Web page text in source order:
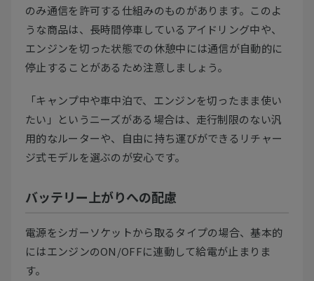
のみ通信を許可する仕組みのものがあります。このよ
うな商品は、長時間停車しているアイドリング中や、
エンジンを切った状態での休憩中には通信が自動的に
停止することがあるため注意しましょう。
「キャンプ中や車中泊で、エンジンを切ったまま使い
たい」というニーズがある場合は、走行制限のない汎
用的なルーターや、自由に持ち運びができるリチャー
ジ式モデルを選ぶのが安心です。
バッテリー上がりへの配慮
電源をシガーソケットから取るタイプの場合、基本的
にはエンジンのON/OFFに連動して給電が止まりま
す。